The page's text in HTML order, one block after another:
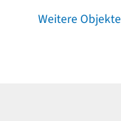
Weitere Objekte